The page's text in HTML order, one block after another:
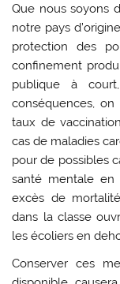
Que nous soyons
notre pays
protection des
confinement
publique à
conséquences,
taux de
cas de maladies
pour de possibles
santé mentale en
excès de
dans la classe
les écoliers en
Conserver ces